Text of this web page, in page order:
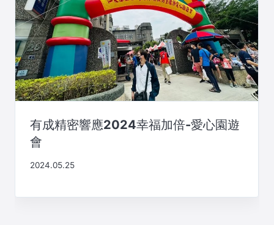
有成精密響應2024幸福加倍-愛心園遊
會
2024.05.25